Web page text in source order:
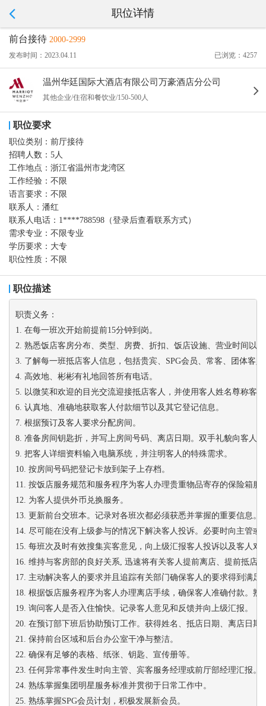
职位详情
前台接待 2000-2999
发布时间：2023.04.11 已浏览：4257
温州华廷国际大酒店有限公司万豪酒店分公司
其他企业/住宿和餐饮业/150-500人
职位要求
职位类别： 前厅接待
招聘人数： 5人
工作地点： 浙江省温州市龙湾区
工作经验： 不限
语言要求： 不限
联系人： 潘红
联系人电话： 1****788598（登录后查看联系方式）
需求专业： 不限专业
学历要求： 大专
职位性质： 不限
职位描述
职责义务：
1. 在每一班次开始前提前15分钟到岗。
2. 熟悉饭店客房分布、类型、房费、折扣、饭店设施、营业时间以
3. 了解每一班抵店客人信息，包括贵宾、SPG会员、常客、团体客
4. 高效地、彬彬有礼地回答所有电话。
5. 以微笑和欢迎的目光交流迎接抵店客人，并使用客人姓名尊称客
6. 认真地、准确地获取客人付款细节以及其它登记信息。
7. 根据预订及客人要求分配房间。
8. 准备房间钥匙折，并写上房间号码、离店日期。双手礼貌向客人
9. 把客人详细资料输入电脑系统，并注明客人的特殊需求。
10. 按房间号码把登记卡放到架子上存档。
11. 按饭店服务规范和服务程序为客人办理贵重物品寄存的保险箱服
12. 为客人提供外币兑换服务。
13. 更新前台交班本。记录对各班次都必须获悉并掌握的重要信息。
14. 尽可能在没有上级参与的情况下解决客人投诉。必要时向主管或
15. 每班次及时有效搜集宾客意见，向上级汇报客人投诉以及客人对
16. 维持与客房部的良好关系, 迅速将有关客人提前离店、提前抵店
17. 主动解决客人的要求并且追踪有关部门确保客人的要求得到满足
18. 根据饭店服务程序为客人办理离店手续，确保客人准确付款。
19. 询问客人是否入住愉快。记录客人意见和反馈并向上级汇报。
20. 在预订部下班后协助预订工作。获得姓名、抵店日期、离店日
21. 保持前台区域和后台办公室干净与整洁。
22. 确保有足够的表格、纸张、钥匙、宣传册等。
23. 任何异常事件发生时向主管、宾客服务经理或前厅部经理汇报。
24. 熟练掌握集团明星服务标准并贯彻于日常工作中。
25. 熟练掌握SPG会员计划，积极发展新会员。